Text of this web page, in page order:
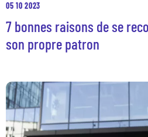
05 10 2023
7 bonnes raisons de se
son propre patron